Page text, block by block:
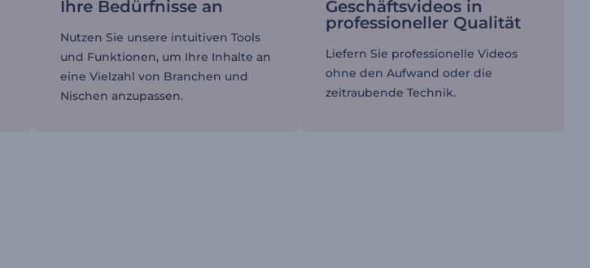
Ihre Bedürfnisse an
Nutzen Sie unsere intuitiven Tools
und Funktionen, um Ihre Inhalte an
eine Vielzahl von Branchen und
Nischen anzupassen.
Geschäftsvideos in
professioneller Qualität
Liefern Sie professionelle Videos
ohne den Aufwand oder die
zeitraubende Technik.